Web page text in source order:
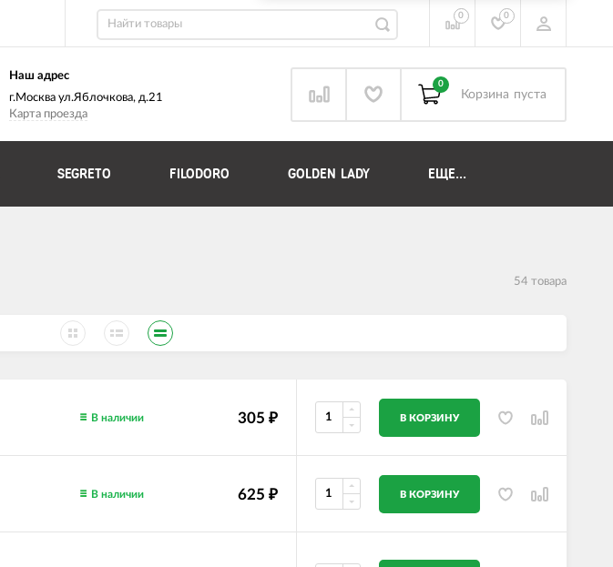
0 0
Наш адрес
г.Москва ул.Яблочкова, д.21
Карта проезда
0
Корзина пуста
SEGRETO FILODORO GOLDEN LADY ЕЩЕ...
54 товара
305 ₽
В наличии В КОРЗИНУ
625 ₽
В наличии В КОРЗИНУ